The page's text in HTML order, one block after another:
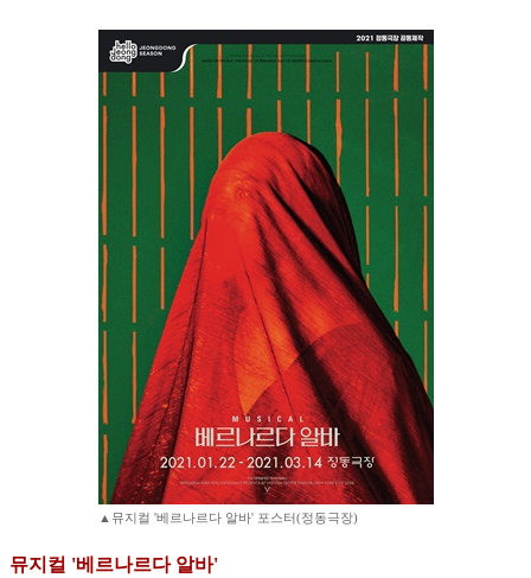
▲뮤지컬 '베르나르다 알바' 포스터(정동극장)
뮤지컬 '베르나르다 알바'